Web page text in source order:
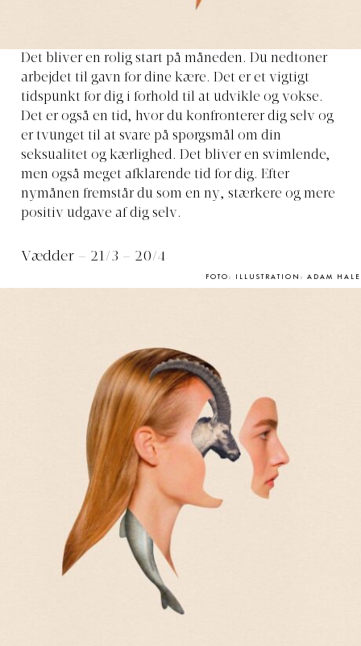
Det bliver en rolig start på måneden. Du nedtoner
arbejdet til gavn for dine kære. Det er et vigtigt
tidspunkt for dig i forhold til at udvikle og vokse.
Det er også en tid, hvor du konfronterer dig selv og
er tvunget til at svare på spørgsmål om din
seksualitet og kærlighed. Det bliver en svimlende,
men også meget afklarende tid for dig. Efter
nymånen fremstår du som en ny, stærkere og mere
positiv udgave af dig selv.
Vædder – 21/3 – 20/4
FOTO: ILLUSTRATION: ADAM HALE